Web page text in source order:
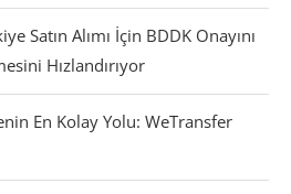
Satın Alımı İçin BDDK Onayını
Hızlandırıyor
En Kolay Yolu: WeTransfer